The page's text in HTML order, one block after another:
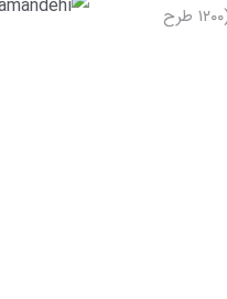
(فرش ارزان) (۱۲۰۰ طرح